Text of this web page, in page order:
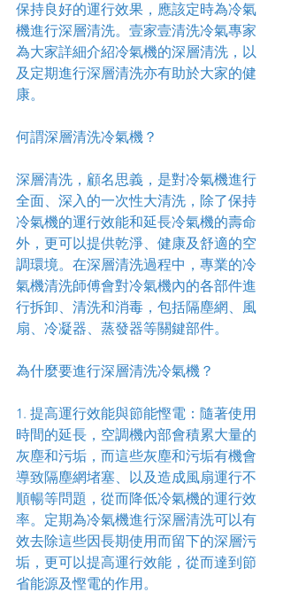
保持良好的運行效果，應該定時為冷氣
機進行深層清洗。壹家壹清洗冷氣專家
為大家詳細介紹冷氣機的深層清洗，以
及定期進行深層清洗亦有助於大家的健
康。
何謂深層清洗冷氣機？
深層清洗，顧名思義，是對冷氣機進行
全面、深入的一次性大清洗，除了保持
冷氣機的運行效能和延長冷氣機的壽命
外，更可以提供乾淨、健康及舒適的空
調環境。在深層清洗過程中，專業的冷
氣機清洗師傅會對冷氣機內的各部件進
行拆卸、清洗和消毒，包括隔塵網、風
扇、冷凝器、蒸發器等關鍵部件。
為什麼要進行深層清洗冷氣機？
1. 提高運行效能與節能慳電：隨著使用
時間的延長，空調機內部會積累大量的
灰塵和污垢，而這些灰塵和污垢有機會
導致隔塵網堵塞、以及造成風扇運行不
順暢等問題，從而降低冷氣機的運行效
率。定期為冷氣機進行深層清洗可以有
效去除這些因長期使用而留下的深層污
垢，更可以提高運行效能，從而達到節
省能源及慳電的作用。